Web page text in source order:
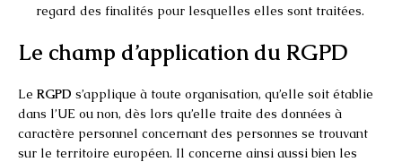
regard des finalités pour lesquelles elles sont traitées.
Le champ d’application du RGPD
Le RGPD s’applique à toute organisation, qu’elle soit établie
dans l’UE ou non, dès lors qu’elle traite des données à
caractère personnel concernant des personnes se trouvant
sur le territoire européen. Il concerne ainsi aussi bien les